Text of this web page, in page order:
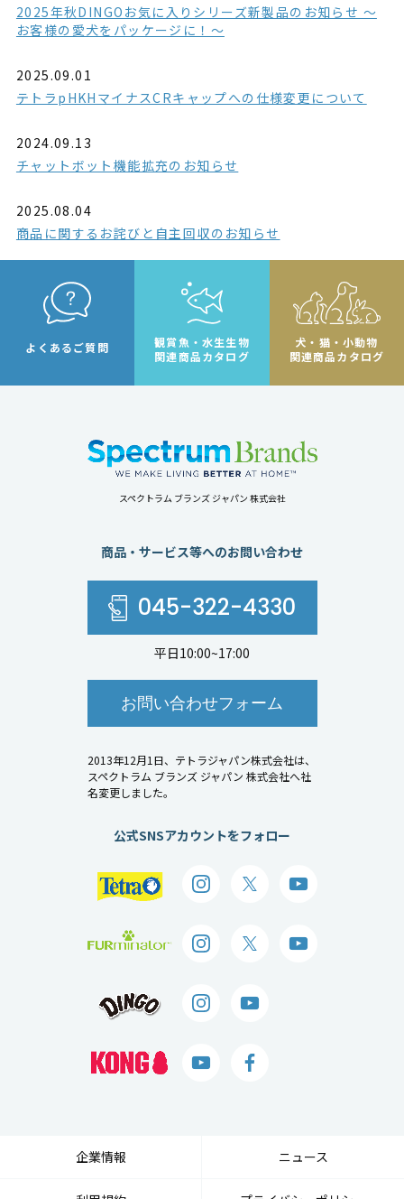
2025年秋DINGOお気に入りシリーズ新製品のお知らせ ～
お客様の愛犬をパッケージに！～
2025.09.01
テトラpHKHマイナスCRキャップへの仕様変更について
2024.09.13
チャットボット機能拡充のお知らせ
2025.08.04
商品に関するお詫びと自主回収のお知らせ
よくあるご質問
観賞魚・水生生物
関連商品カタログ
犬・猫・小動物
関連商品カタログ
スペクトラム ブランズ ジャパン 株式会社
商品・サービス等へのお問い合わせ
045-322-4330
平日10:00~17:00
お問い合わせフォーム
2013年12月1日、テトラジャパン株式会社は、
スペクトラム ブランズ ジャパン 株式会社へ社
名変更しました。
公式SNSアカウントをフォロー
企業情報 ニュース